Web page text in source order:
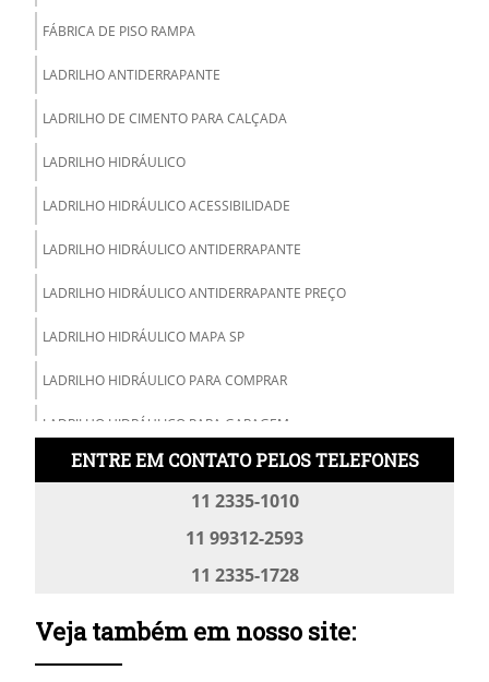
FÁBRICA DE PISO RAMPA
LADRILHO ANTIDERRAPANTE
LADRILHO DE CIMENTO PARA CALÇADA
LADRILHO HIDRÁULICO
LADRILHO HIDRÁULICO ACESSIBILIDADE
LADRILHO HIDRÁULICO ANTIDERRAPANTE
LADRILHO HIDRÁULICO ANTIDERRAPANTE PREÇO
LADRILHO HIDRÁULICO MAPA SP
LADRILHO HIDRÁULICO PARA COMPRAR
LADRILHO HIDRÁULICO PARA GARAGEM
LADRILHO HIDRÁULICO PARA RAMPA DE GARAGEM
LADRILHO HIDRÁULICO PISO TÁTIL
LADRILHO HIDRÁULICO RAMPA
ENTRE EM CONTATO PELOS TELEFONES
11 2335-1010
11 99312-2593
11 2335-1728
Veja também em nosso site: